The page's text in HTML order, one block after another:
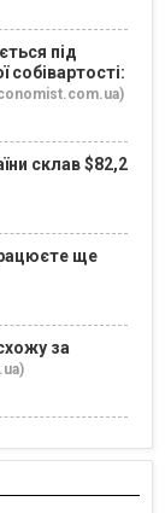
під
собівартості:
склав $82,2
ще
за